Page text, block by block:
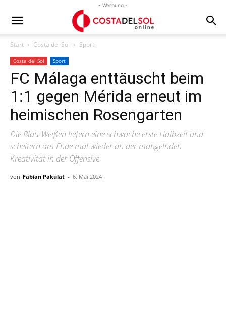
- Werbung -
Start Costa del Sol Sport
Costa del Sol Sport
FC Málaga enttäuscht beim
1:1 gegen Mérida erneut im
heimischen Rosengarten
Die Blau-Weißen liefern eine schwache erste Halbzeit und
scheitern am Ende mal wieder an der mangelnden
Kreativität in der Offensive
von Fabian Pakulat - 6. Mai 2024